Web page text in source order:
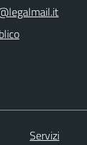
Servizi